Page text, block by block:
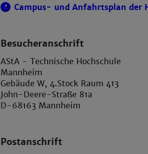
Campus- und Anfahrtsplan der
Besucheranschrift
AStA - Technische Hochschule
Mannheim
Gebäude W, 4.Stock Raum 413
John-Deere-Straße 81a
D-68163 Mannheim
Postanschrift